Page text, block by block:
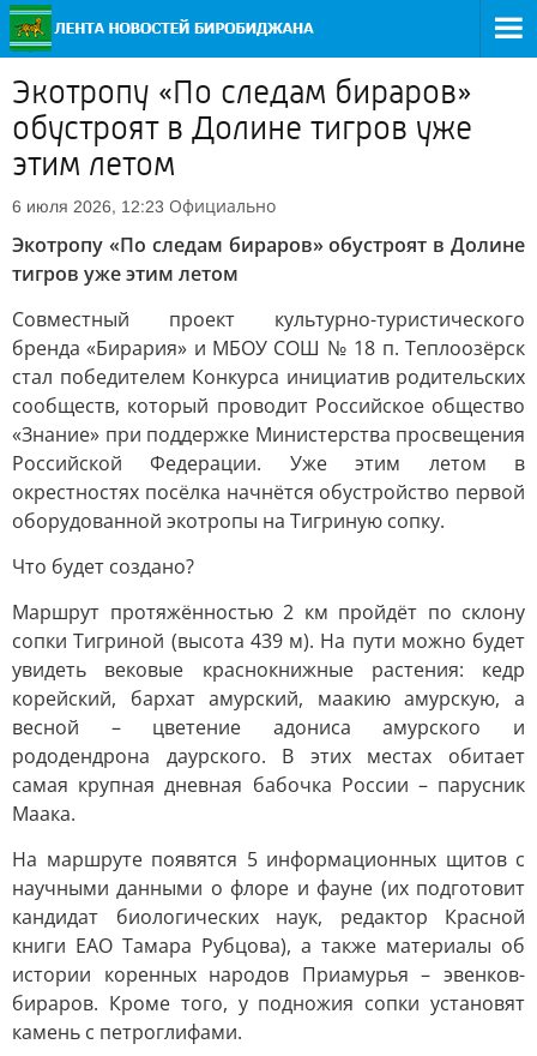
Экотропу «По следам бираров»
обустроят в Долине тигров уже
этим летом
6 июля 2026, 12:23 Официально
Экотропу «По следам бираров» обустроят в Долине
тигров уже этим летом
Совместный проект культурно-туристического
бренда «Бирария» и МБОУ СОШ № 18 п. Теплоозёрск
стал победителем Конкурса инициатив родительских
сообществ, который проводит Российское общество
«Знание» при поддержке Министерства просвещения
Российской Федерации. Уже этим летом в
окрестностях посёлка начнётся обустройство первой
оборудованной экотропы на Тигриную сопку.
Что будет создано?
Маршрут протяжённостью 2 км пройдёт по склону
сопки Тигриной (высота 439 м). На пути можно будет
увидеть вековые краснокнижные растения: кедр
корейский, бархат амурский, маакию амурскую, а
весной – цветение адониса амурского и
рододендрона даурского. В этих местах обитает
самая крупная дневная бабочка России – парусник
Маака.
На маршруте появятся 5 информационных щитов с
научными данными о флоре и фауне (их подготовит
кандидат биологических наук, редактор Красной
книги ЕАО Тамара Рубцова), а также материалы об
истории коренных народов Приамурья – эвенков-
бираров. Кроме того, у подножия сопки установят
камень с петроглифами.